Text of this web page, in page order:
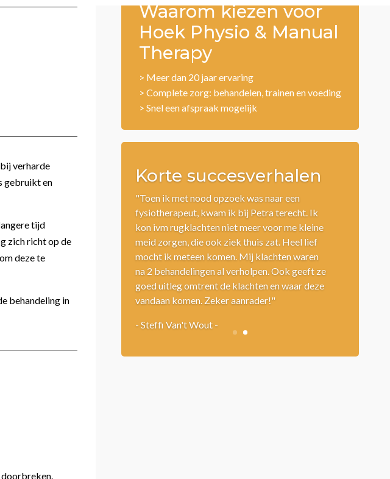
verharde
gebruikt en
tijd
zich richt op de
deze te
behandeling in
Waarom kiezen voor
Hoek Physio & Manual
Therapy
> Meer dan 20 jaar ervaring
> Complete zorg: behandelen, trainen en voeding
> Snel een afspraak mogelijk
Korte succesverhalen
"Na een drukke week in ons nieuwe café, is
een behandeling hier weer heerlijk verlichtend.
Mijn frozen shoulder is weer zo goed als weg.
Bij de vorige physio was het alleen maar
pijnlijk en hielp het veel minder. Ik raad deze
physio echt aan"